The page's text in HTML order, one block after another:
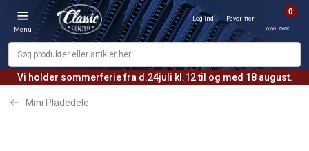
Vi holder sommerferie fra d.24juli kl.12 til og med 18 august.
Menu
Log ind Favoritter
0
0,00 DKK
Mini Pladedele